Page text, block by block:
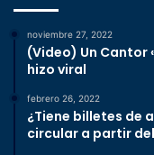
noviembre 27, 2022
(Video) Un Cantor
hizo viral
febrero 26, 2022
¿Tiene billetes de
circular a partir del